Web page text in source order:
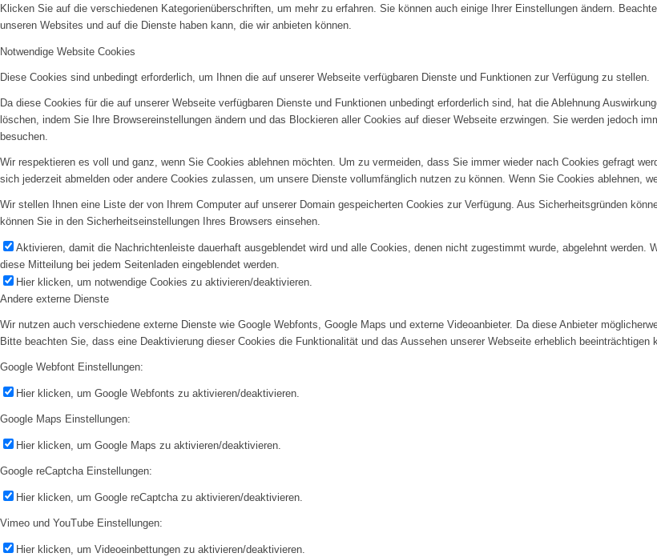
Klicken Sie auf die verschiedenen Kategorienüberschriften, um mehr zu erfahren. Sie können auch einige Ihrer Einstellungen ändern.
unseren Websites und auf die Dienste haben kann, die wir anbieten können.
Notwendige Website Cookies
Diese Cookies sind unbedingt erforderlich, um Ihnen die auf unserer Webseite verfügbaren Dienste und Funktionen zur Verfügung zu stellen.
Da diese Cookies für die auf unserer Webseite verfügbaren Dienste und Funktionen unbedingt erforderlich sind, hat die Ablehnung
löschen, indem Sie Ihre Browsereinstellungen ändern und das Blockieren aller Cookies auf dieser Webseite erzwingen. Sie werden jedoch
besuchen.
Wir respektieren es voll und ganz, wenn Sie Cookies ablehnen möchten. Um zu vermeiden, dass Sie immer wieder nach Cookies gefragt
sich jederzeit abmelden oder andere Cookies zulassen, um unsere Dienste vollumfänglich nutzen zu können. Wenn Sie Cookies ablehnen,
Wir stellen Ihnen eine Liste der von Ihrem Computer auf unserer Domain gespeicherten Cookies zur Verfügung. Aus Sicherheitsgründen
können Sie in den Sicherheitseinstellungen Ihres Browsers einsehen.
Aktivieren, damit die Nachrichtenleiste dauerhaft ausgeblendet wird und alle Cookies, denen nicht zugestimmt wurde, abgelehnt
diese Mitteilung bei jedem Seitenladen eingeblendet werden.
Hier klicken, um notwendige Cookies zu aktivieren/deaktivieren.
Andere externe Dienste
Wir nutzen auch verschiedene externe Dienste wie Google Webfonts, Google Maps und externe Videoanbieter. Da diese Anbieter
Bitte beachten Sie, dass eine Deaktivierung dieser Cookies die Funktionalität und das Aussehen unserer Webseite erheblich beeinträchtigen
Google Webfont Einstellungen:
Hier klicken, um Google Webfonts zu aktivieren/deaktivieren.
Google Maps Einstellungen:
Hier klicken, um Google Maps zu aktivieren/deaktivieren.
Google reCaptcha Einstellungen:
Hier klicken, um Google reCaptcha zu aktivieren/deaktivieren.
Vimeo und YouTube Einstellungen:
Hier klicken, um Videoeinbettungen zu aktivieren/deaktivieren.